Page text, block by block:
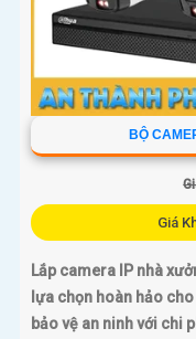
BỘ
Giá
Lắp camera IP nhà
lựa chọn hoàn hảo
bảo vệ an ninh với chi